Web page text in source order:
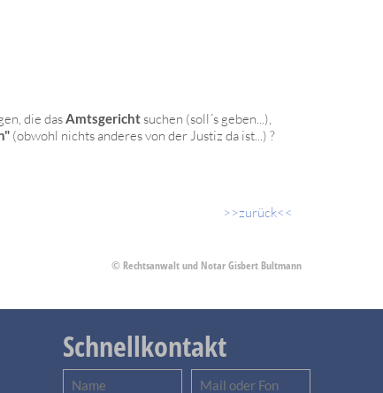
die dasAmtsgericht suchen (soll´s geben...),
(obwohl nichts anderes von der Justiz da ist...) ?
>>zurück<<
© Rechtsanwalt und Notar Gisbert Bultmann
Schnellkontakt